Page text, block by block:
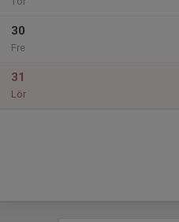
30
Fre
31
Lör